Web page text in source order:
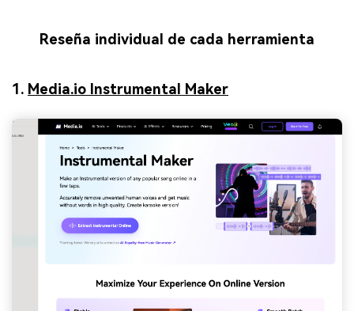
Reseña individual de cada herramienta
1. Media.io Instrumental Maker